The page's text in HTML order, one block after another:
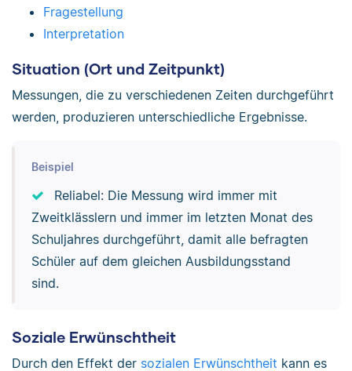
Fragestellung
Interpretation
Situation (Ort und Zeitpunkt)
Messungen, die zu verschiedenen Zeiten durchgeführt
werden, produzieren unterschiedliche Ergebnisse.
Beispiel
Reliabel: Die Messung wird immer mit
Zweitklässlern und immer im letzten Monat des
Schuljahres durchgeführt, damit alle befragten
Schüler auf dem gleichen Ausbildungsstand
sind.
Soziale Erwünschtheit
Durch den Effekt der sozialen Erwünschtheit kann es